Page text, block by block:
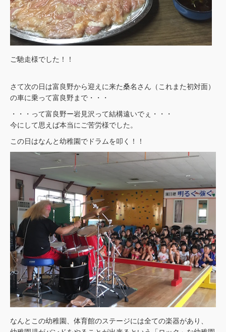
ご馳走様でした！！
さて次の日は富良野から迎えに来た桑名さん（これまた初対面）
の車に乗って富良野まで・・・
・・・って富良野ー岩見沢って結構遠いでぇ・・・
今にして思えば本当にご苦労様でした。
この日はなんと幼稚園でドラムを叩く！！
なんとこの幼稚園、体育館のステージには全ての楽器があり、